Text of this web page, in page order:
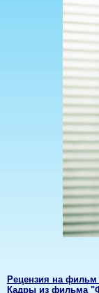
Рецензия на
Кадры из фильма